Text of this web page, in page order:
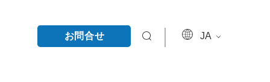
お問合せ JA